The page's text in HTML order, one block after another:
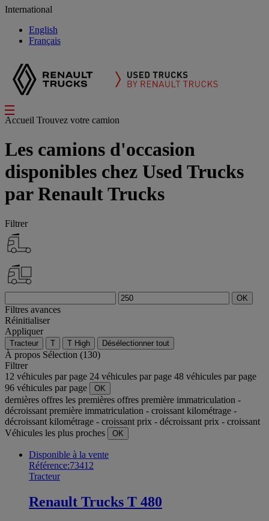
International
English
Français
Accueil Trouvez votre camion
Les camions d'occasion
disponibles chez Used Trucks
par Renault Trucks
Filtrer
OK
Filtres avances
Réinitialiser
Appliquer
Tracteur T T High Désélectionner tout
À propos Sélection (130)
Filtrer
12 véhicules par page 24 véhicules par page 48 véhicules par page
96 véhicules par page
OK
dernières offres les premières offres première immatriculation -
décroissant première immatriculation - croissant kilométrage -
décroissant kilométrage - croissant prix - décroissant prix - croissant
Véhicules les plus proches
OK
Disponible à la vente
Référence:73412
Tracteur
Renault Trucks T 480